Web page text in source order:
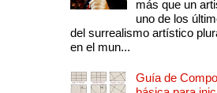
más que un
uno de los
del surrealismo artístico
en el mun...
Guía de